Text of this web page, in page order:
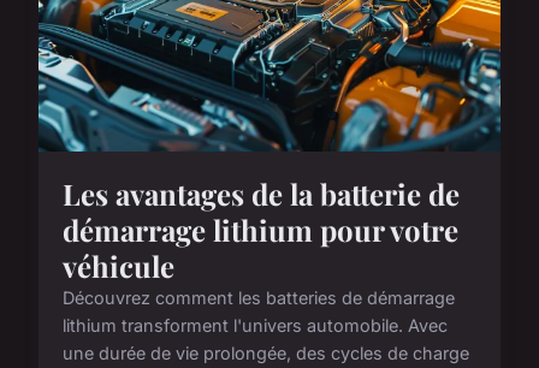
Les avantages de la batterie de
démarrage lithium pour votre
véhicule
Découvrez comment les batteries de démarrage
lithium transforment l'univers automobile. Avec
une durée de vie prolongée, des cycles de charge